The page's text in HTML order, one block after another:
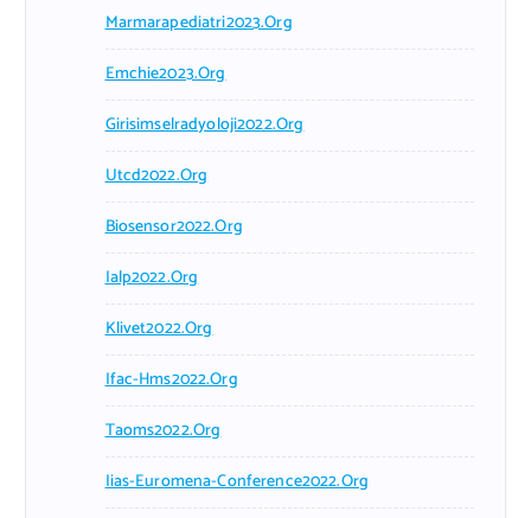
Marmarapediatri2023.org
Emchie2023.org
Girisimselradyoloji2022.org
Utcd2022.org
Biosensor2022.org
Ialp2022.org
Klivet2022.org
Ifac-Hms2022.org
Taoms2022.org
Iias-Euromena-Conference2022.org